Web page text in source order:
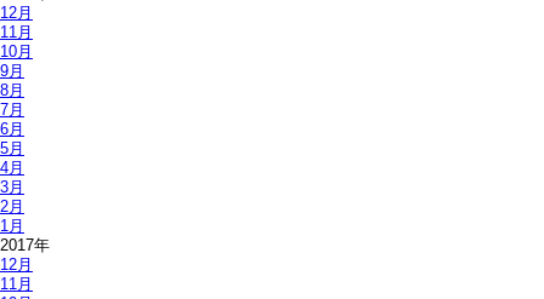
12月
11月
10月
9月
8月
7月
6月
5月
4月
3月
2月
1月
2017年
12月
11月